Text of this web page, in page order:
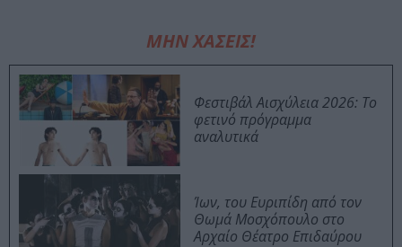
ΜΗΝ ΧΑΣΕΙΣ!
Φεστιβάλ Αισχύλεια 2026: Το
φετινό πρόγραμμα
αναλυτικά
Ίων, του Ευριπίδη από τον
Θωμά Μοσχόπουλο στο
Αρχαίο Θέατρο Επιδαύρου